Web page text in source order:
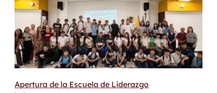
Apertura de la Escuela de Liderazgo